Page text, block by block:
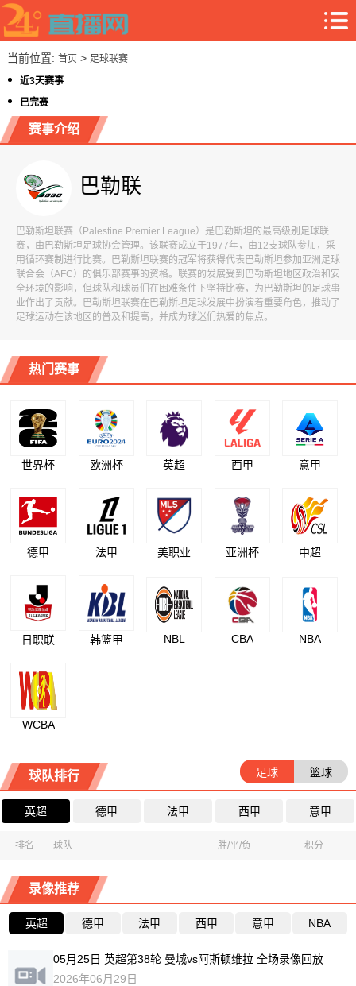
当前位置: 首页> 足球联赛
近3天赛事
已完赛
赛事介绍
巴勒联
巴勒斯坦联赛（Palestine Premier League）是巴勒斯坦的最高级别足球联
赛，由巴勒斯坦足球协会管理。该联赛成立于1977年，由12支球队参加，采
用循环赛制进行比赛。巴勒斯坦联赛的冠军将获得代表巴勒斯坦参加亚洲足球
联合会（AFC）的俱乐部赛事的资格。联赛的发展受到巴勒斯坦地区政治和安
全环境的影响，但球队和球员们在困难条件下坚持比赛，为巴勒斯坦的足球事
业作出了贡献。巴勒斯坦联赛在巴勒斯坦足球发展中扮演着重要角色，推动了
足球运动在该地区的普及和提高，并成为球迷们热爱的焦点。
热门赛事
世界杯 欧洲杯 英超 西甲 意甲
德甲 法甲 美职业 亚洲杯 中超
日职联 韩篮甲 NBL CBA NBA
WCBA
球队排行 足球 篮球
英超 德甲 法甲 西甲 意甲
排名 球队 胜/平/负 积分
录像推荐
英超 德甲 法甲 西甲 意甲 NBA
05月25日 英超第38轮 曼城vs阿斯顿维拉 全场录像回放
2026年06月29日